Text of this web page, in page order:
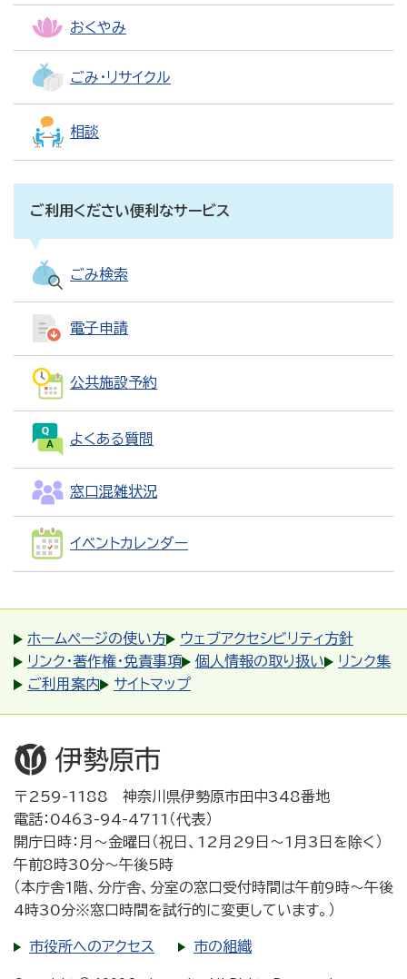
おくやみ
ごみ・リサイクル
相談
ご利用ください便利なサービス
ごみ検索
電子申請
公共施設予約
よくある質問
窓口混雑状況
イベントカレンダー
ホームページの使い方
ウェブアクセシビリティ方針
リンク・著作権・免責事項
個人情報の取り扱い
リンク集
ご利用案内
サイトマップ
〒259-1188 神奈川県伊勢原市田中348番地
電話：0463-94-4711（代表）
開庁日時：月～金曜日（祝日、12月29日～1月3日を除く）
午前8時30分～午後5時
（本庁舎1階、分庁舎、分室の窓口受付時間は午前9時～午後
4時30分※窓口時間を試行的に変更しています。）
市役所へのアクセス 市の組織